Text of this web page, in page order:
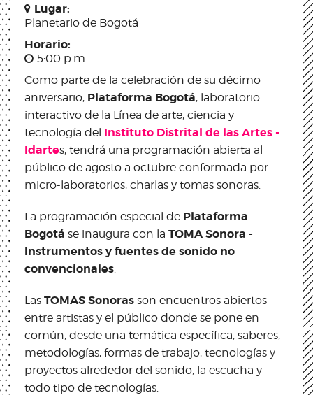
Lugar:
Planetario de Bogotá
Horario:
5:00 p.m.
Como parte de la celebración de su décimo
aniversario, Plataforma Bogotá, laboratorio
interactivo de la Línea de arte, ciencia y
tecnología del Instituto Distrital de las Artes -
Idartes, tendrá una programación abierta al
público de agosto a octubre conformada por
micro-laboratorios, charlas y tomas sonoras.
La programación especial de Plataforma
Bogotá se inaugura con la TOMA Sonora -
Instrumentos y fuentes de sonido no
convencionales
Las TOMAS Sonoras son encuentros abiertos
entre artistas y el público donde se pone en
común, desde una temática específica, saberes,
metodologías, formas de trabajo, tecnologías y
proyectos alrededor del sonido, la escucha y
todo tipo de tecnologías.